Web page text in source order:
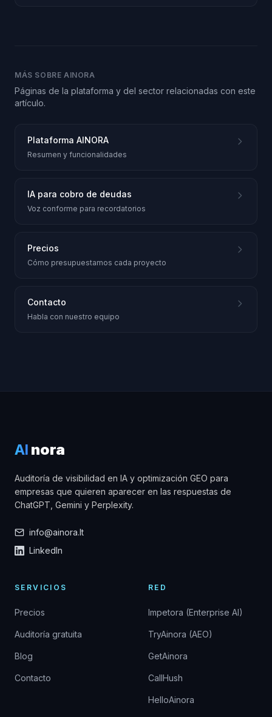
MÁS SOBRE AINORA
Páginas de la plataforma y del sector relacionadas con este
artículo.
Plataforma AINORA
Resumen y funcionalidades
IA para cobro de deudas
Voz conforme para recordatorios
Precios
Cómo presupuestamos cada proyecto
Contacto
Habla con nuestro equipo
AI nora
Auditoría de visibilidad en IA y optimización GEO para
empresas que quieren aparecer en las respuestas de
ChatGPT, Gemini y Perplexity.
info@ainora.lt
LinkedIn
SERVICIOS
Precios
Auditoría gratuita
Blog
Contacto
RED
Impetora (Enterprise AI)
TryAinora (AEO)
GetAinora
CallHush
HelloAinora